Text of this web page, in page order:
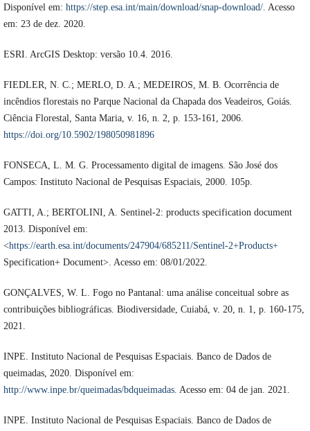
Disponível em: https://step.esa.int/main/download/snap-download/. Acesso
em: 23 de dez. 2020.
ESRI. ArcGIS Desktop: versão 10.4. 2016.
FIEDLER, N. C.; MERLO, D. A.; MEDEIROS, M. B. Ocorrência de
incêndios florestais no Parque Nacional da Chapada dos Veadeiros, Goiás.
Ciência Florestal, Santa Maria, v. 16, n. 2, p. 153-161, 2006.
https://doi.org/10.5902/198050981896
FONSECA, L. M. G. Processamento digital de imagens. São José dos
Campos: Instituto Nacional de Pesquisas Espaciais, 2000. 105p.
GATTI, A.; BERTOLINI, A. Sentinel-2: products specification document
2013. Disponível em:
<https://earth.esa.int/documents/247904/685211/Sentinel-2+Products+
Specification+ Document>. Acesso em: 08/01/2022.
GONÇALVES, W. L. Fogo no Pantanal: uma análise conceitual sobre as
contribuições bibliográficas. Biodiversidade, Cuiabá, v. 20, n. 1, p. 160-175,
2021.
INPE. Instituto Nacional de Pesquisas Espaciais. Banco de Dados de
queimadas, 2020. Disponível em:
http://www.inpe.br/queimadas/bdqueimadas. Acesso em: 04 de jan. 2021.
INPE. Instituto Nacional de Pesquisas Espaciais. Banco de Dados de